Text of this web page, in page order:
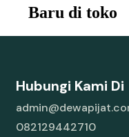
Baru di toko
Hubungi Kami Di
082129442710